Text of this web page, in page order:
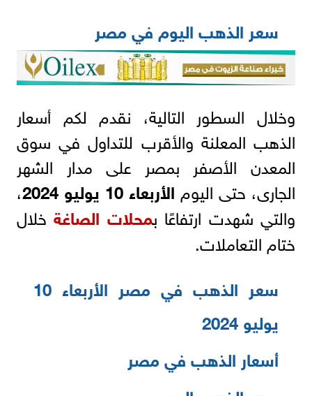
سعر الذهب اليوم في مصر
وخلال السطور التالية، نقدم لكم أسعار
الذهب المعلنة والأقرب للتداول في سوق
المعدن الأصفر بمصر على مدار الشهر
الجارى، حتى اليوم الأربعاء 10 يوليو 2024
،
والتي شهدت ارتفاعًا بمحلات الصاغةخلال
ختام التعاملات.
سعر الذهب في مصر الأربعاء 10
يوليو 2024
أسعار الذهب في مصر